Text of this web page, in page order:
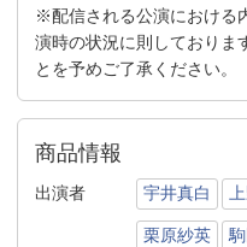
※配信される公演における
演時の状況に則しておりま
とを予めご了承ください。
商品情報
出演者 宇井真白
栗原紗英